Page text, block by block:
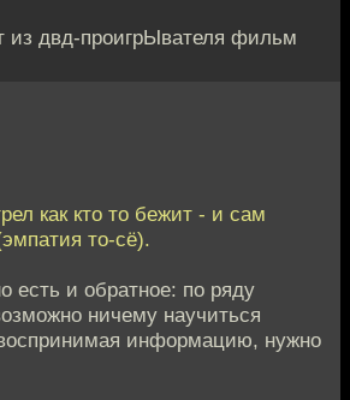
из двд-проигрЫвателя фильм
как кто то бежит - и сам
то-сё).
есть и обратное: по ряду
ничему научиться
информацию, нужно